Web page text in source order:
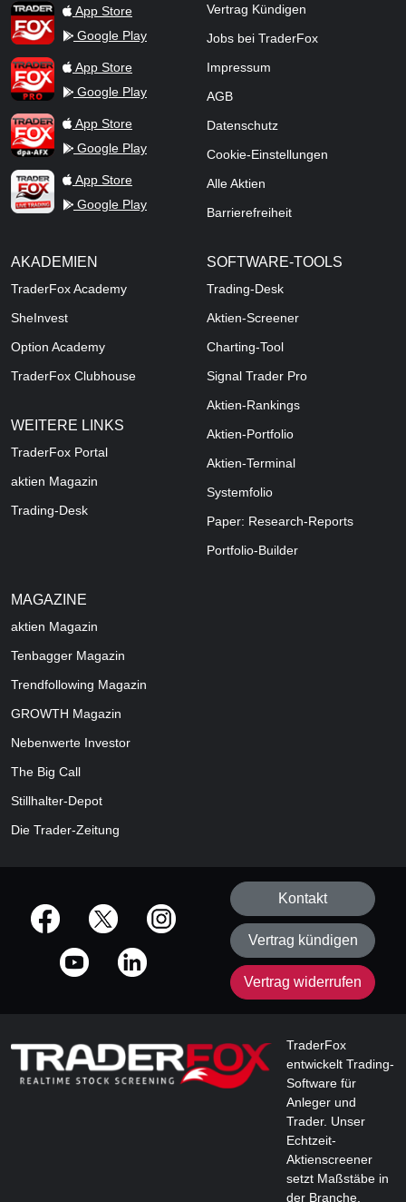
TraderFox AppApp Store
Google Play
TraderFox ProApp Store
Google Play
TraderFox dpa-AFX ProFeed
App Store
Google Play
TraderFox Live Trading
App Store
Google Play
Vertrag Kündigen
Jobs bei TraderFox
Impressum
AGB
Datenschutz
Cookie-Einstellungen
Alle Aktien
Barrierefreiheit
AKADEMIEN
TraderFox Academy
SheInvest
Option Academy
TraderFox Clubhouse
WEITERE LINKS
TraderFox Portal
aktien Magazin
Trading-Desk
SOFTWARE-TOOLS
Trading-Desk
Aktien-Screener
Charting-Tool
Signal Trader Pro
Aktien-Rankings
Aktien-Portfolio
Aktien-Terminal
Systemfolio
Paper: Research-Reports
Portfolio-Builder
MAGAZINE
aktien Magazin
Tenbagger Magazin
Trendfollowing Magazin
GROWTH Magazin
Nebenwerte Investor
The Big Call
Stillhalter-Depot
Die Trader-Zeitung
offizielle Social Media-Accounts
Kontakt
Vertrag kündigen
Vertrag widerrufen
TraderFox
entwickelt Trading-
Software für
Anleger und
Trader. Unser
Echtzeit-
Aktienscreener
setzt Maßstäbe in
der Branche.